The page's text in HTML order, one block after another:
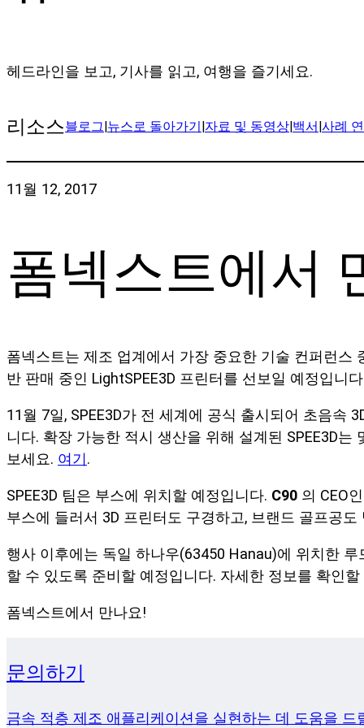
헤드라인을 보고, 기사를 읽고, 여행을 즐기세요.
리소스블로그|뉴스로 돌아가기|자료 및 동영상|백서|사례
11월 12, 2017
폼넥스트에서
폼넥스트는 제조 업계에서 가장 중요한 기술 컨퍼런스
반 판매 중인 LightSPEE3D 프린터를 선보일 예정입니
11월 7일, SPEE3D가 전 세계에 공식 출시되어 초음속
니다. 확장 가능한 적시 생산을 위해 설계된 SPEE3D
보세요. 여기.
SPEE3D 팀은 부스에 위치할 예정입니다. C90 의 CEO
부스에 들러서 3D 프린터도 구경하고, 브랜드 골프공
행사 이후에는 독일 하나우(63450 Hanau)에 위치한
할 수 있도록 준비할 예정입니다. 자세한 정보를 확인
폼넥스트에서 만나요!
문의하기
금속 적층 제조 애플리케이션을 실현하는 데 도움을 드